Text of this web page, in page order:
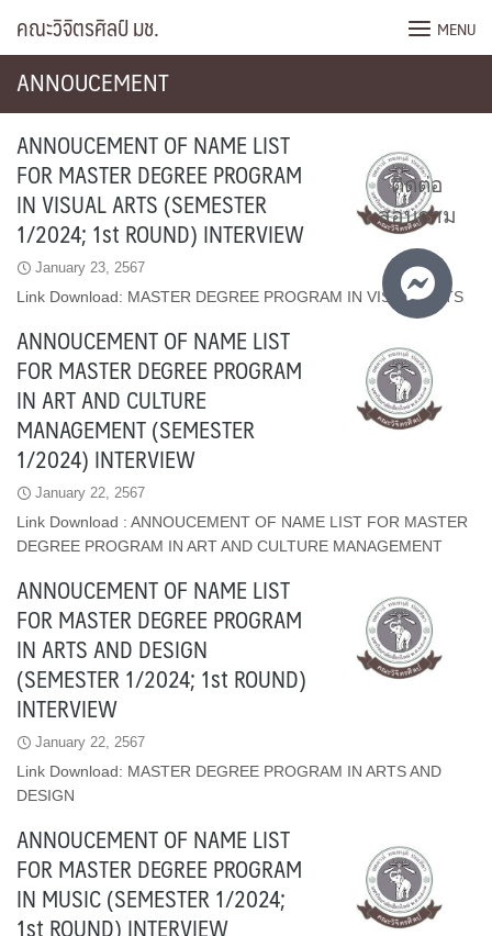
คณะวิจิตรศิลป์ มช. MENU
ANNOUCEMENT
ANNOUCEMENT OF NAME LIST
FOR MASTER DEGREE PROGRAM
IN VISUAL ARTS (SEMESTER
1/2024; 1st ROUND) INTERVIEW
January 23, 2567
Link Download: MASTER DEGREE PROGRAM IN VISUAL ARTS
ANNOUCEMENT OF NAME LIST
FOR MASTER DEGREE PROGRAM
IN ART AND CULTURE
MANAGEMENT (SEMESTER
1/2024) INTERVIEW
January 22, 2567
Link Download : ANNOUCEMENT OF NAME LIST FOR MASTER
DEGREE PROGRAM IN ART AND CULTURE MANAGEMENT
ANNOUCEMENT OF NAME LIST
FOR MASTER DEGREE PROGRAM
IN ARTS AND DESIGN
(SEMESTER 1/2024; 1st ROUND)
INTERVIEW
January 22, 2567
Link Download: MASTER DEGREE PROGRAM IN ARTS AND
DESIGN
ANNOUCEMENT OF NAME LIST
FOR MASTER DEGREE PROGRAM
IN MUSIC (SEMESTER 1/2024;
1st ROUND) INTERVIEW
ติดต่อ
สอบถาม